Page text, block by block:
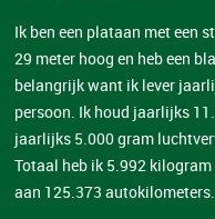
Ik ben een plataan met een
29 meter hoog en heb een
belangrijk want ik lever
persoon. Ik houd jaarlijks
jaarlijks 5.000 gram
Totaal heb ik 5.992
aan 125.373 autokilometers.